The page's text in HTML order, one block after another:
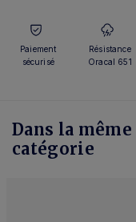
Paiement
sécurisé
Résistance
Oracal 651
Dans la même
catégorie